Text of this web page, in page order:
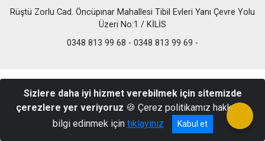
Rüştü Zorlu Cad. Öncüpınar Mahallesi Tibil Evleri Yanı Çevre Yolu
Üzeri No:1 / KİLİS
0348 813 99 68 - 0348 813 99 69 -
Sizlere daha iyi hizmet verebilmek için sitemizde
çerezlere yer veriyoruz 🍪 Çerez politikamız hakkında
bilgi edinmek için tıklayınız Kabul et